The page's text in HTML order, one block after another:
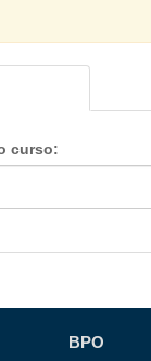
curso:
BPO